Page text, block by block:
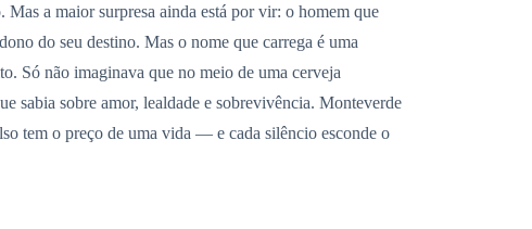
a maior surpresa ainda está por vir: o homem que
do seu destino. Mas o nome que carrega é uma
Só não imaginava que no meio de uma cerveja
sabia sobre amor, lealdade e sobrevivência. Monteverde
tem o preço de uma vida — e cada silêncio esconde o